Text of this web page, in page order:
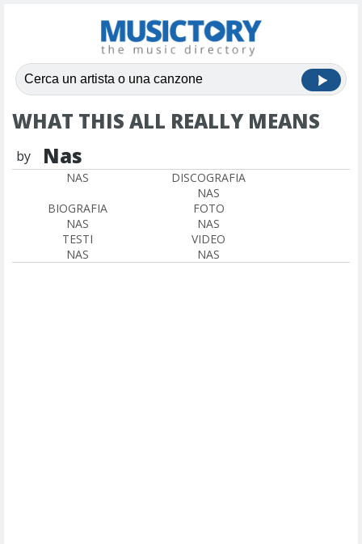
WHAT THIS ALL REALLY MEANS
by Nas
NAS
DISCOGRAFIA
NAS
BIOGRAFIA
NAS
FOTO
NAS
TESTI
NAS
VIDEO
NAS